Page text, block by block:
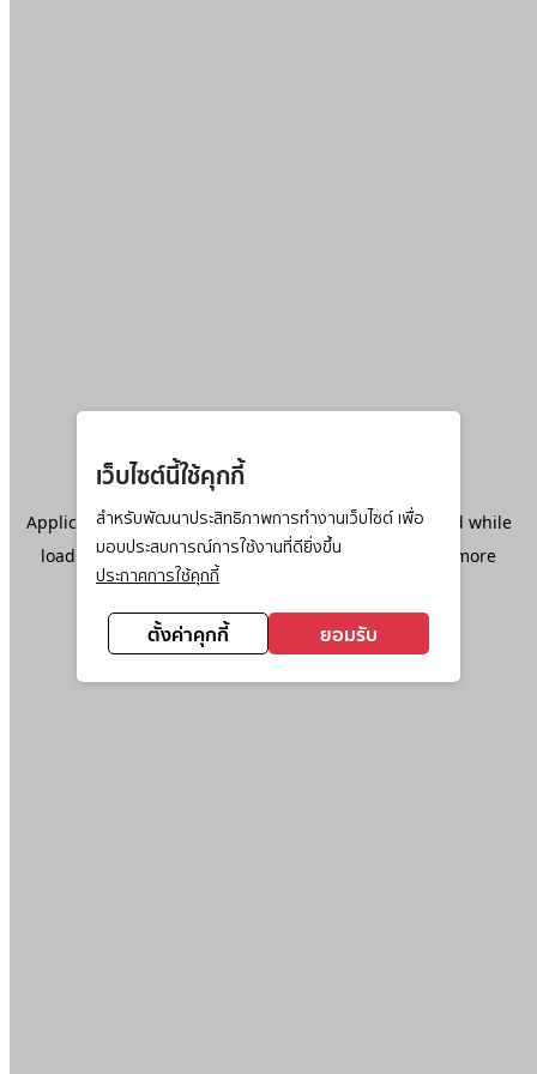
เว็บไซต์นี้ใช้คุกกี้
สำหรับพัฒนาประสิทธิภาพการทำงานเว็บไซต์ เพื่อ
มอบประสบการณ์การใช้งานที่ดียิ่งขึ้น
ประกาศการใช้คุกกี้
ตั้งค่าคุกกี้ ยอมรับ
Application error: aclient-side exception has occurred while
loadingwww.ktc.co.th(see the browser console
for more
information).